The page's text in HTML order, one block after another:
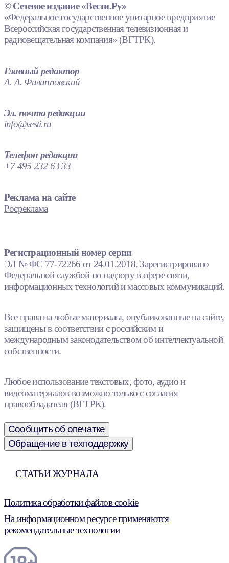
© Сетевое издание «Вести.Ру»
«Федеральное государственное унитарное предприятие
Всероссийская государственная телевизионная и
радиовещательная компания» (ВГТРК).
Главный редактор
А. А. Филипповский
Эл. почта редакции
info@vesti.ru
Телефон редакции
+7 495 232 63 33
Реклама на сайте
Росреклама
Регистрационный номер серии
ЭЛ № ФС 77-72266 от 24.01.2018. Зарегистрировано
Федеральной службой по надзору в сфере связи,
информационных технологий и массовых коммуникаций.
Все права на любые материалы, опубликованные на сайте,
защищены в соответствии с российским и
международным законодательством об интеллектуальной
собственности.
Любое использование текстовых, фото, аудио и
видеоматериалов возможно только с согласия
правообладателя (ВГТРК).
Сообщить об опечатке
Обращение в техподдержку
СТАТЬИ ЖУРНАЛА
Политика обработки файлов cookie
На информационном ресурсе применяются
рекомендательные технологии